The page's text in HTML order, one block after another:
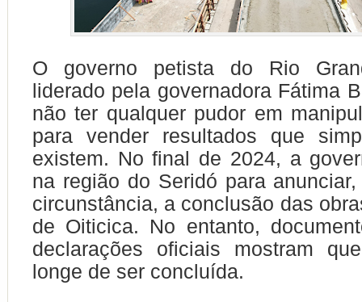
O governo petista do Rio
liderado pela governadora Fátima
não ter qualquer pudor em
para vender resultados que
existem. No final de 2024, a
na região do Seridó para
circunstância, a conclusão das
de Oiticica. No entanto,
declarações oficiais mostram
longe de ser concluída.